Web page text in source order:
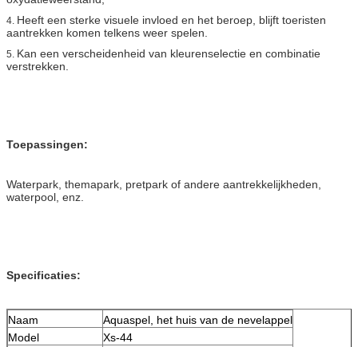
4. Heeft een sterke visuele invloed en het beroep, blijft toeristen
aantrekken komen telkens weer spelen.
5. Kan een verscheidenheid van kleurenselectie en combinatie
verstrekken.
Toepassingen:
Waterpark, themapark, pretpark of andere aantrekkelijkheden,
waterpool, enz.
Specificaties:
Naam
Aquaspel, het huis van de nevelappel
Model
Xs-44